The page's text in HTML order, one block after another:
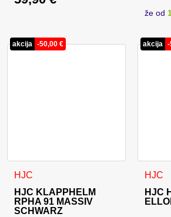
že od
akcija -50,00 €
HJC
HJC KLAPPHELM
RPHA 91 MASSIV
SCHWARZ
Dieses Produkt weist mehrere
akcija -
HJC
HJC